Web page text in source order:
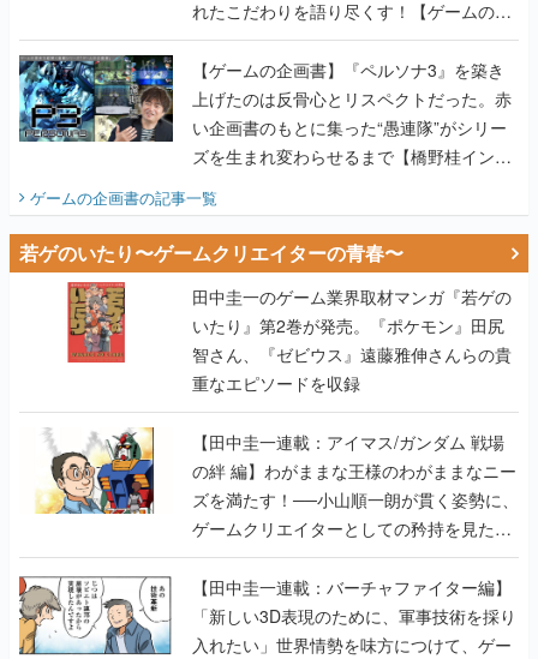
れたこだわりを語り尽くす！【ゲームの企
画書】
【ゲームの企画書】『ペルソナ3』を築き
上げたのは反骨心とリスペクトだった。赤
い企画書のもとに集った“愚連隊”がシリー
ズを生まれ変わらせるまで【橋野桂インタ
ビュー】
ゲームの企画書の記事一覧
若ゲのいたり〜ゲームクリエイターの青春〜
田中圭一のゲーム業界取材マンガ『若ゲの
いたり』第2巻が発売。『ポケモン』田尻
智さん、『ゼビウス』遠藤雅伸さんらの貴
重なエピソードを収録
【田中圭一連載：アイマス/ガンダム 戦場
の絆 編】わがままな王様のわがままなニー
ズを満たす！──小山順一朗が貫く姿勢に、
ゲームクリエイターとしての矜持を見た
【若ゲのいたり最終回】
【田中圭一連載：バーチャファイター編】
「新しい3D表現のために、軍事技術を採り
入れたい」世界情勢を味方につけて、ゲー